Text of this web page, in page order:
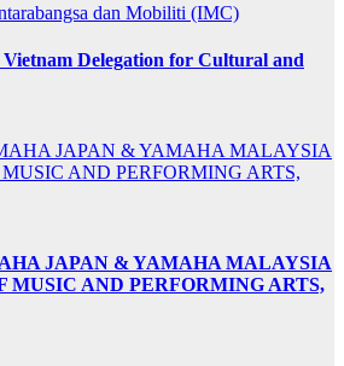
dan Mobiliti (IMC)
Vietnam Delegation for Cultural and
JAPAN & YAMAHA MALAYSIA
MUSIC AND PERFORMING ARTS,